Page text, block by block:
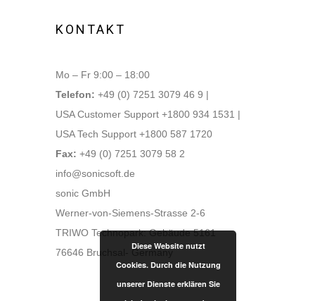
KONTAKT
Mo – Fr 9:00 – 18:00
Telefon: +49 (0) 7251 3079 46 9 |
USA Customer Support +1800 934 1531 |
USA Tech Support +1800 587 1720
Fax: +49 (0) 7251 3079 58 2
info@sonicsoft.de
sonic GmbH
Werner-von-Siemens-Strasse 2-6
TRIWO Technopark: Gebäude 5161
76646 Bruchsal- Germany
Diese Website nutzt
Cookies. Durch die Nutzung
unserer Dienste erklären Sie